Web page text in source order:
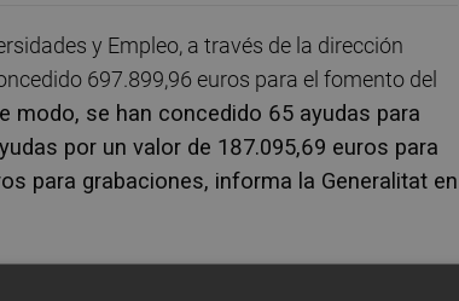
y Empleo, a través de la dirección
697.899,96 euros para el fomento del
modo, se han concedido 65 ayudas para
por un valor de 187.095,69 euros para
para grabaciones, informa la Generalitat en
de creación, de producción y de